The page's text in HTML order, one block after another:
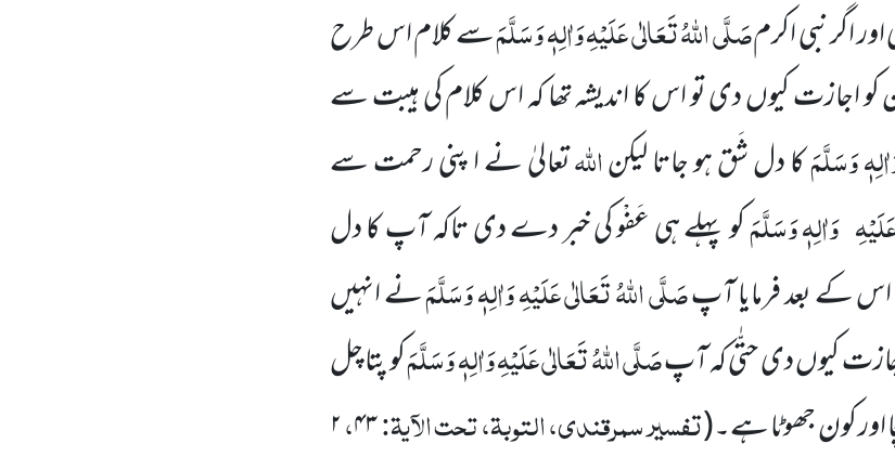
اگر نبی اکرمصَلَّی اللہُ تَعَالٰی عَلَیْہِ وَاٰلِہٖ وَسَلَّمَسے کلام اس طرح
کیوں دی تو اس کا اندیشہ تھا کہ اس کلام کی ہیبت سے
وَسَلَّمَکا دل شَق ہو جاتا لیکناللہتعالیٰ نے ا پنی رحمت سے
وَاٰلِہٖ وَسَلَّمَکو پہلے ہی عَفْو کی خبر دے دی تاکہ آپ کا دل
کے بعد فرمایا آپصَلَّی اللہُ تَعَالٰی عَلَیْہِ وَاٰلِہٖ وَسَلَّمَنے انہیں
کیوں دی حتّٰی کہ آپصَلَّی اللہُ تَعَالٰی عَلَیْہِ وَاٰلِہٖ وَسَلَّمَکو پتا چل
اور کون جھوٹا ہے۔(تفسیر سمرقندی، التوبۃ، تحت الآیۃ:۴۳،۲